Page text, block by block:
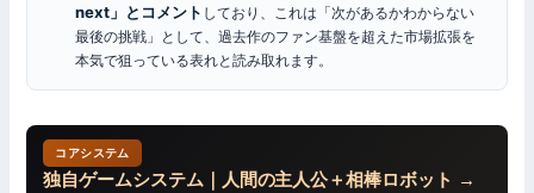
next」とコメント しており、これは「次があるかわからない
最後の挑戦」として、過去作のファン基盤を超えた市場拡張を
本気で狙っている表れと読み取れます。
コアシステム
独自ゲームシステム｜人間の主人公＋相棒ロボット →